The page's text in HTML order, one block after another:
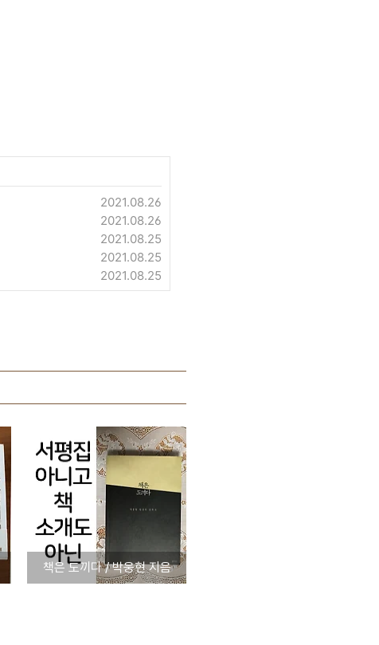
2021.08.26
2021.08.26
2021.08.25
2021.08.25
2021.08.25
책은 도끼다 / 박웅현 지음